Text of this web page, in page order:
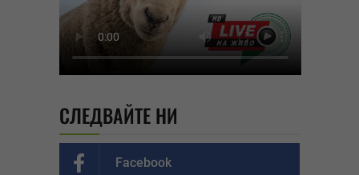
СЛЕДВАЙТЕ НИ
Facebook